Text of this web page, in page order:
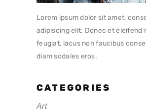
Lorem ipsum dolor sit amet,
adipiscing elit. Donec et eleifend
feugiat, lacus non faucibus
diam sodales eros.
CATEGORIES
Art